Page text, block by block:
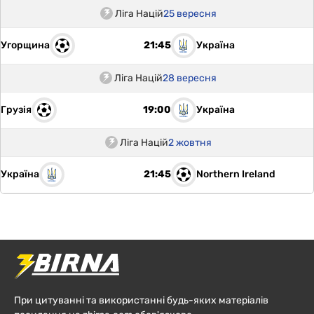
Ліга Націй25 вересня
Угорщина 21:45 Україна
Ліга Націй28 вересня
Грузія 19:00 Україна
Ліга Націй2 жовтня
Україна 21:45 Northern Ireland
При цитуванні та використанні будь-яких матеріалів